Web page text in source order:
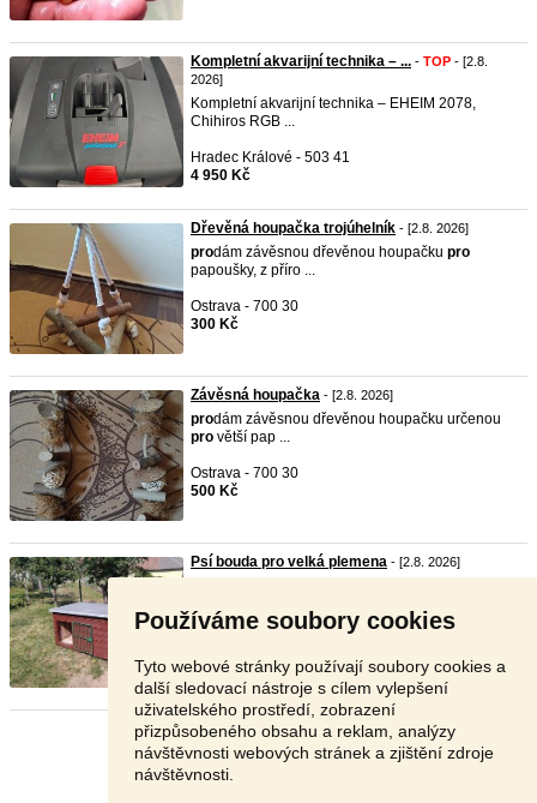
Používáme soubory cookies
Tyto webové stránky používají soubory cookies a
další sledovací nástroje s cílem vylepšení
uživatelského prostředí, zobrazení
přizpůsobeného obsahu a reklam, analýzy
návštěvnosti webových stránek a zjištění zdroje
návštěvnosti.
Kompletní akvarijní technika – ... - TOP - [2.8.
2026]
Kompletní akvarijní technika – EHEIM 2078,
Chihiros RGB ...
Hradec Králové - 503 41
4 950 Kč
Dřevěná houpačka trojúhelník - [2.8. 2026]
prodám závěsnou dřevěnou houpačku pro
papoušky, z příro ...
Ostrava - 700 30
300 Kč
Závěsná houpačka - [2.8. 2026]
prodám závěsnou dřevěnou houpačku určenou
pro větší pap ...
Ostrava - 700 30
500 Kč
Psí bouda pro velká plemena - [2.8. 2026]
3 000 Kč
Stránka: 1 2 3 Další